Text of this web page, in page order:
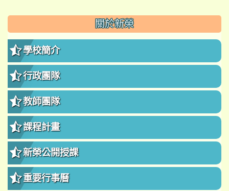
::: 關於新榮
學校簡介
行政團隊
教師團隊
課程計畫
新榮公開授課
重要行事曆